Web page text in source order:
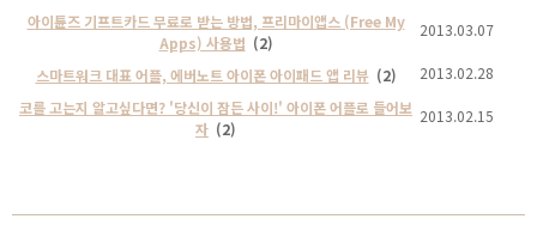
아이튠즈 기프트카드 무료로 받는 방법, 프리마이앱스 (Free My
Apps) 사용법 (2)
2013.03.07
스마트워크 대표 어플, 에버노트 아이폰 아이패드 앱 리뷰 (2)
2013.02.28
코를 고는지 알고싶다면? '당신이 잠든 사이!' 아이폰 어플로 들어보
자 (2)
2013.02.15